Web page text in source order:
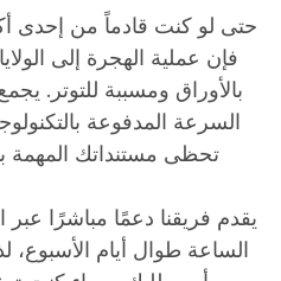
حتى لو كنت قادماً من إحدى
فإن عملية الهجرة إلى
السرعة المدفوعة
تحظى مستنداتك المهمة
يقدم فريقنا دعمًا مباشرًا
الساعة طوال أيام الأسبوع،